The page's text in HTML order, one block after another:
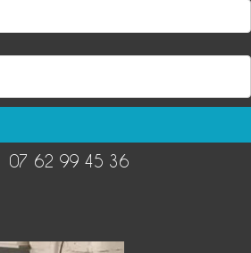
07 62 99 45 36